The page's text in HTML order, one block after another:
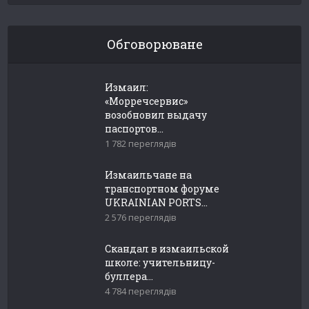
Обговорюване
Измаил:
«Морречсервис»
возобновил выдачу
паспортов...
1 782 переглядів
Измаильчане на
транспортном форуме
UKRAINIAN PORTS...
2 576 переглядів
Скандал в измаильской
школе: учительницу-
буллера...
4 784 переглядів